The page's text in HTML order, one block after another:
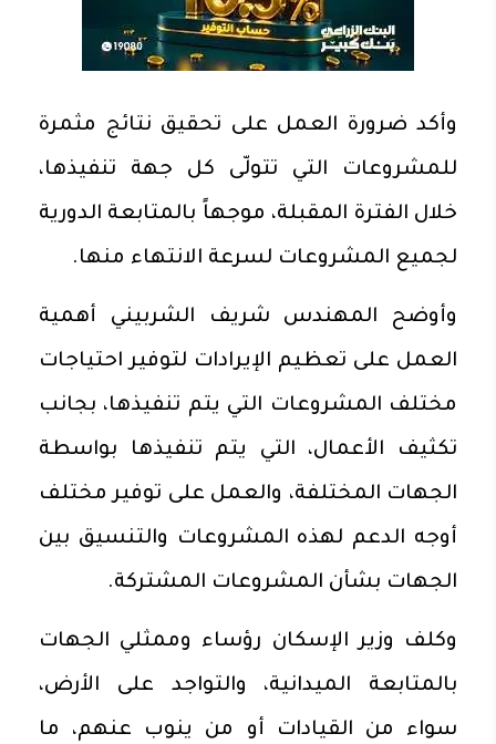
وأكد ضرورة العمل على تحقيق نتائج مثمرة
للمشروعات التي تتولّى كل جهة تنفيذها،
خلال الفترة المقبلة، موجهاً بالمتابعة الدورية
لجميع المشروعات لسرعة الانتهاء منها.
وأوضح المهندس شريف الشربيني أهمية
العمل على تعظيم الإيرادات لتوفير احتياجات
مختلف المشروعات التي يتم تنفيذها، بجانب
تكثيف الأعمال، التي يتم تنفيذها بواسطة
الجهات المختلفة، والعمل على توفير مختلف
أوجه الدعم لهذه المشروعات والتنسيق بين
الجهات بشأن المشروعات المشتركة.
وكلف وزير الإسكان رؤساء وممثلي الجهات
بالمتابعة الميدانية، والتواجد على الأرض،
سواء من القيادات أو من ينوب عنهم، ما